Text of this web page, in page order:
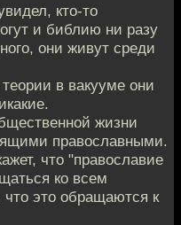
кто-то
и библию ни разу
они живут среди
в вакууме они
жизни
православными.
что "православие
ко всем
это обращаются к